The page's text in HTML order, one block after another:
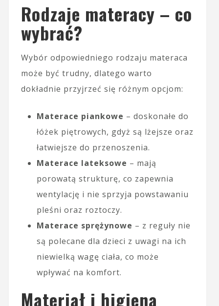
Rodzaje materacy – co
wybrać?
Wybór odpowiedniego rodzaju materaca
może być trudny, dlatego warto
dokładnie przyjrzeć się różnym opcjom:
Materace piankowe – doskonałe do
łóżek piętrowych, gdyż są lżejsze oraz
łatwiejsze do przenoszenia.
Materace lateksowe – mają
porowatą strukturę, co zapewnia
wentylację i nie sprzyja powstawaniu
pleśni oraz roztoczy.
Materace sprężynowe – z reguły nie
są polecane dla dzieci z uwagi na ich
niewielką wagę ciała, co może
wpływać na komfort.
Materiał i higiena